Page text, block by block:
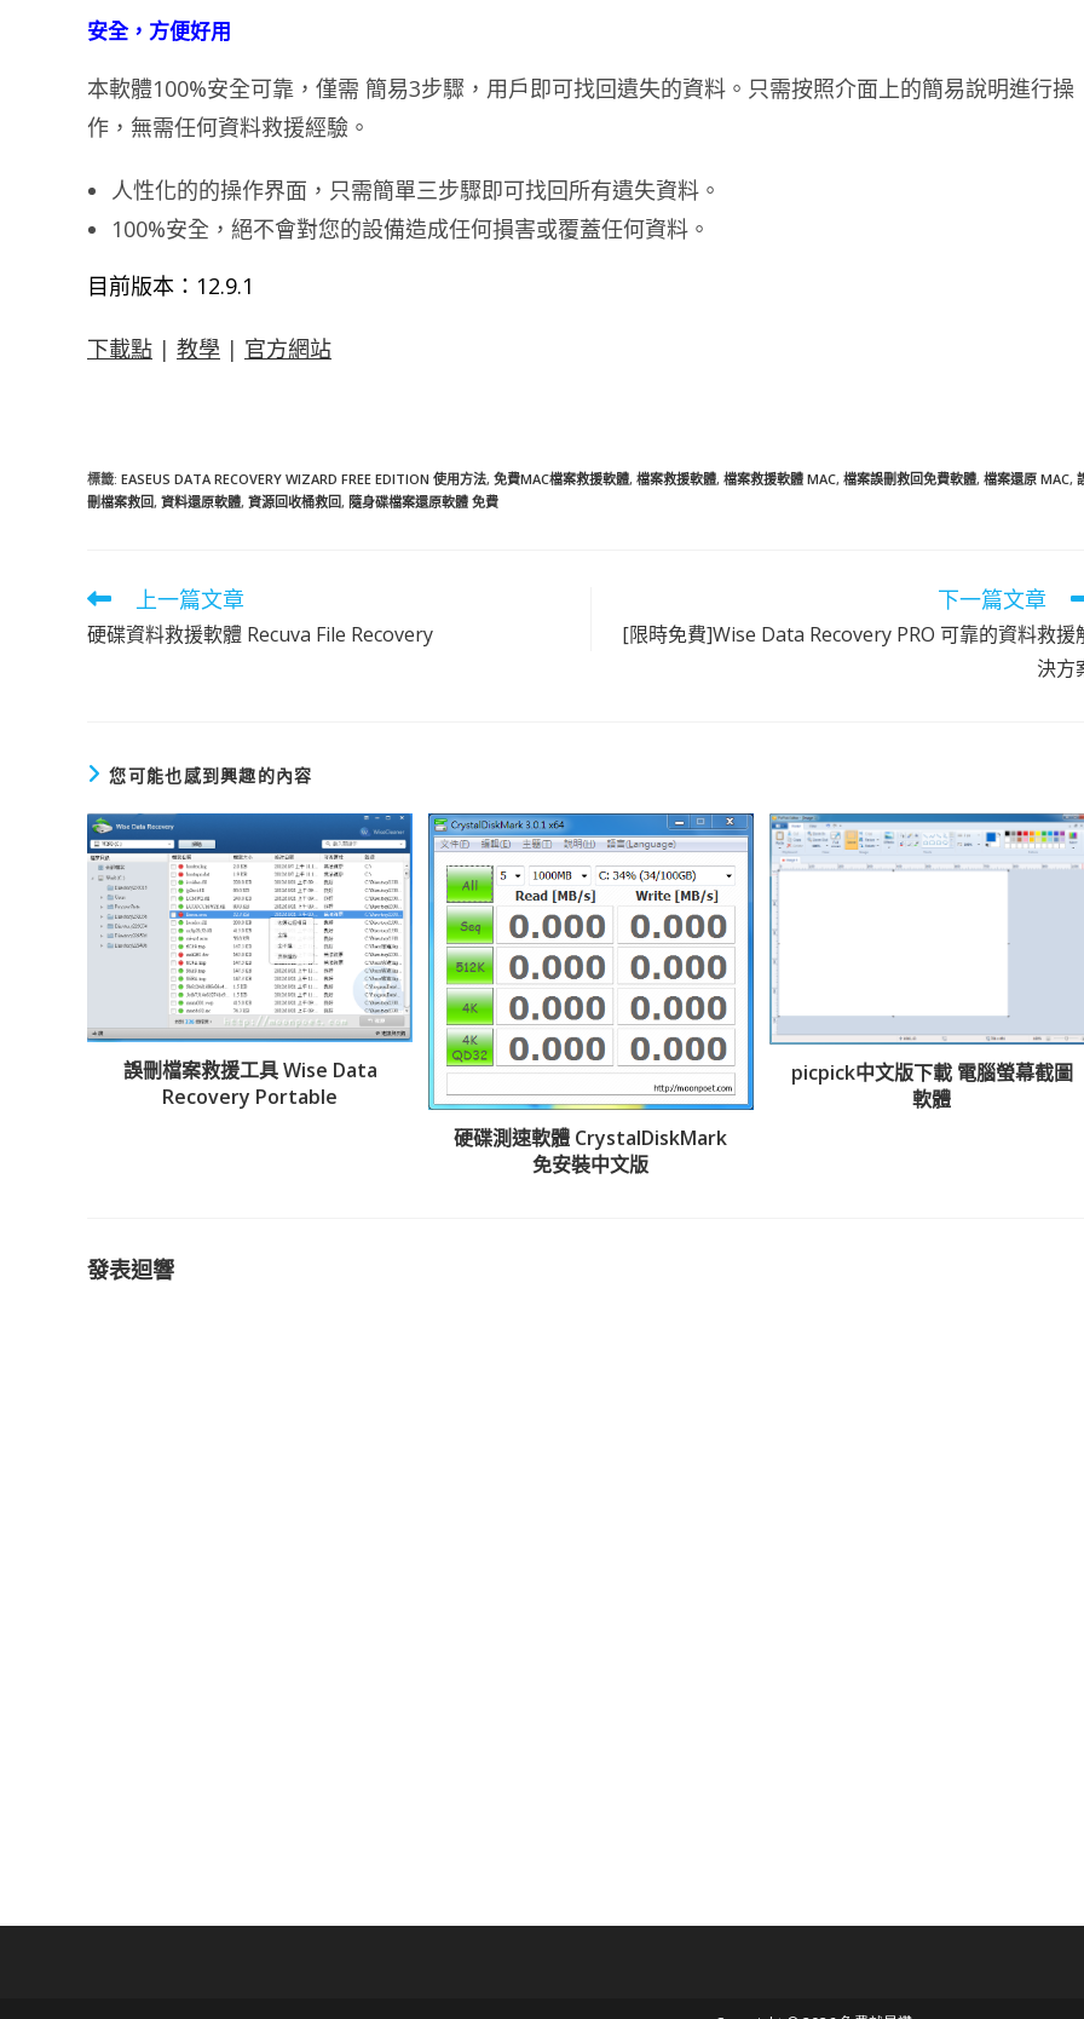
安全，方便好用
本軟體100%安全可靠，僅需 簡易3步驟，用戶即可找回遺失的資料。只需按照介面上的簡易說明進行操
作，無需任何資料救援經驗。
人性化的的操作界面，只需簡單三步驟即可找回所有遺失資料。
100%安全，絕不會對您的設備造成任何損害或覆蓋任何資料。
目前版本：12.9.1
下載點 | 教學 | 官方網站
標籤: EASEUS DATA RECOVERY WIZARD FREE EDITION 使用方法, 免費MAC檔案救援軟體, 檔案救援軟體, 檔案救援軟體 MAC, 檔案誤刪救回免費軟體, 檔案還原 MAC,
刪檔案救回, 資料還原軟體, 資源回收桶救回, 隨身碟檔案還原軟體 免費
閱
讀
更
上一篇文章
硬碟資料救援軟體 Recuva File Recovery
下一篇文章
[限時免費]Wise Data Recovery PRO 可靠的資料救援
決方
您可能也感到興趣的內容
誤刪檔案救援工具 Wise Data
Recovery Portable
硬碟測速軟體 CrystalDiskMark
免安裝中文版
picpick中文版下載 電腦螢幕截圖
軟體
發表迴響